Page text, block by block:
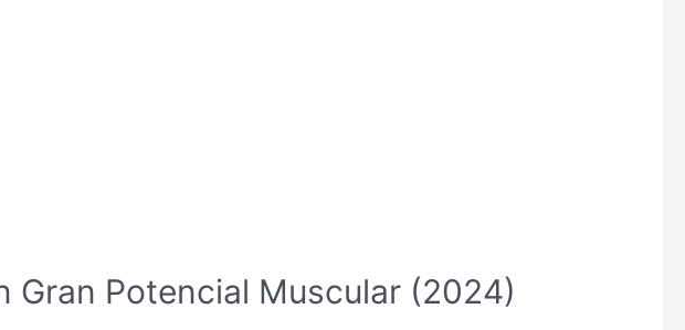
Potencial Muscular (2024)